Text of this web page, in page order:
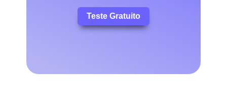
Teste Gratuito